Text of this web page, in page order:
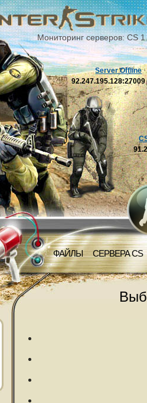
Мониторинг серверов: CS
ФАЙЛЫ СЕРВЕРА CS
Server Offline
92.247.195.128:27009